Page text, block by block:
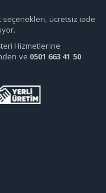
ücretsiz iade
Hizmetlerine
ve 0501 663 41 50